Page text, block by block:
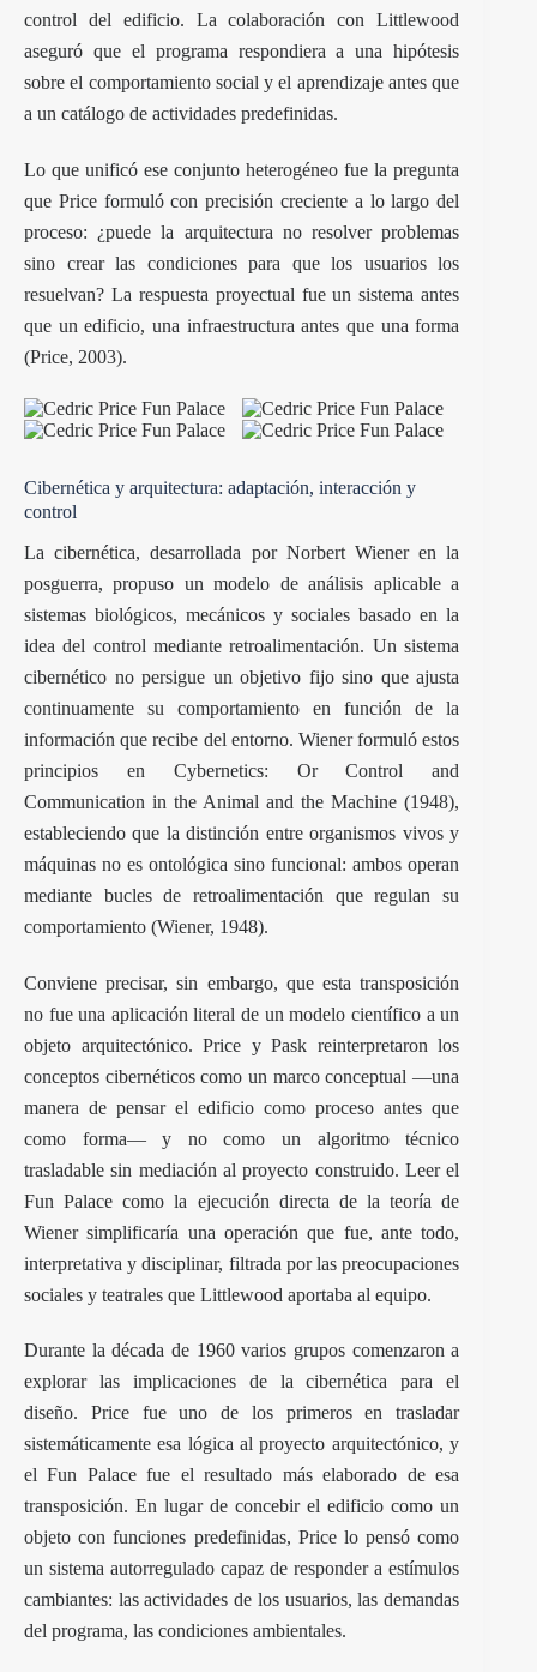
control del edificio. La colaboración con Littlewood
aseguró que el programa respondiera a una hipótesis
sobre el comportamiento social y el aprendizaje antes que
a un catálogo de actividades predefinidas.
Lo que unificó ese conjunto heterogéneo fue la pregunta
que Price formuló con precisión creciente a lo largo del
proceso: ¿puede la arquitectura no resolver problemas
sino crear las condiciones para que los usuarios los
resuelvan? La respuesta proyectual fue un sistema antes
que un edificio, una infraestructura antes que una forma
(Price, 2003).
Cibernética y arquitectura: adaptación, interacción y
control
La cibernética, desarrollada por Norbert Wiener en la
posguerra, propuso un modelo de análisis aplicable a
sistemas biológicos, mecánicos y sociales basado en la
idea del control mediante retroalimentación. Un sistema
cibernético no persigue un objetivo fijo sino que ajusta
continuamente su comportamiento en función de la
información que recibe del entorno. Wiener formuló estos
principios en Cybernetics: Or Control and
Communication in the Animal and the Machine (1948),
estableciendo que la distinción entre organismos vivos y
máquinas no es ontológica sino funcional: ambos operan
mediante bucles de retroalimentación que regulan su
comportamiento (Wiener, 1948).
Conviene precisar, sin embargo, que esta transposición
no fue una aplicación literal de un modelo científico a un
objeto arquitectónico. Price y Pask reinterpretaron los
conceptos cibernéticos como un marco conceptual —una
manera de pensar el edificio como proceso antes que
como forma— y no como un algoritmo técnico
trasladable sin mediación al proyecto construido. Leer el
Fun Palace como la ejecución directa de la teoría de
Wiener simplificaría una operación que fue, ante todo,
interpretativa y disciplinar, filtrada por las preocupaciones
sociales y teatrales que Littlewood aportaba al equipo.
Durante la década de 1960 varios grupos comenzaron a
explorar las implicaciones de la cibernética para el
diseño. Price fue uno de los primeros en trasladar
sistemáticamente esa lógica al proyecto arquitectónico, y
el Fun Palace fue el resultado más elaborado de esa
transposición. En lugar de concebir el edificio como un
objeto con funciones predefinidas, Price lo pensó como
un sistema autorregulado capaz de responder a estímulos
cambiantes: las actividades de los usuarios, las demandas
del programa, las condiciones ambientales.